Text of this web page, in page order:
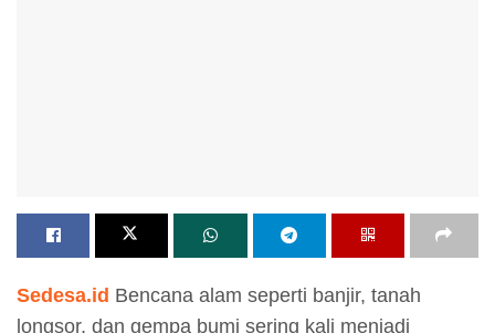
Sedesa.id Bencana alam seperti banjir, tanah
longsor, dan gempa bumi sering kali menjadi